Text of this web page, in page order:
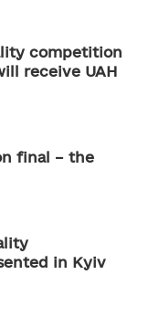
competition
receive UAH
final – the
in Kyiv